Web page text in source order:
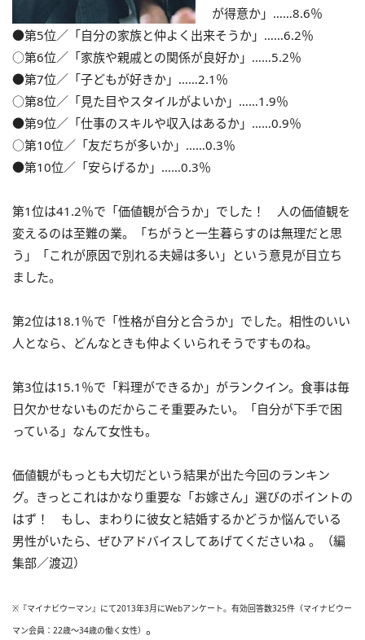
が得意か」……8.6％
●第5位／「自分の家族と仲よく出来そうか」……6.2％
○第6位／「家族や親戚との関係が良好か」……5.2％
●第7位／「子どもが好きか」……2.1％
○第8位／「見た目やスタイルがよいか」……1.9％
●第9位／「仕事のスキルや収入はあるか」……0.9％
○第10位／「友だちが多いか」……0.3％
●第10位／「安らげるか」……0.3％
第1位は41.2％で「価値観が合うか」でした！ 人の価値観を
変えるのは至難の業。「ちがうと一生暮らすのは無理だと思
う」「これが原因で別れる夫婦は多い」という意見が目立ち
ました。
第2位は18.1％で「性格が自分と合うか」でした。相性のいい
人となら、どんなときも仲よくいられそうですものね。
第3位は15.1％で「料理ができるか」がランクイン。食事は毎
日欠かせないものだからこそ重要みたい。「自分が下手で困
っている」なんて女性も。
価値観がもっとも大切だという結果が出た今回のランキン
グ。きっとこれはかなり重要な「お嫁さん」選びのポイントの
はず！ もし、まわりに彼女と結婚するかどうか悩んでいる
男性がいたら、ぜひアドバイスしてあげてくださいね 。（編
集部／渡辺）
※『マイナビウーマン』にて2013年3月にWebアンケート。有効回答数325件（マイナビウー
マン会員：22歳～34歳の働く女性） 。